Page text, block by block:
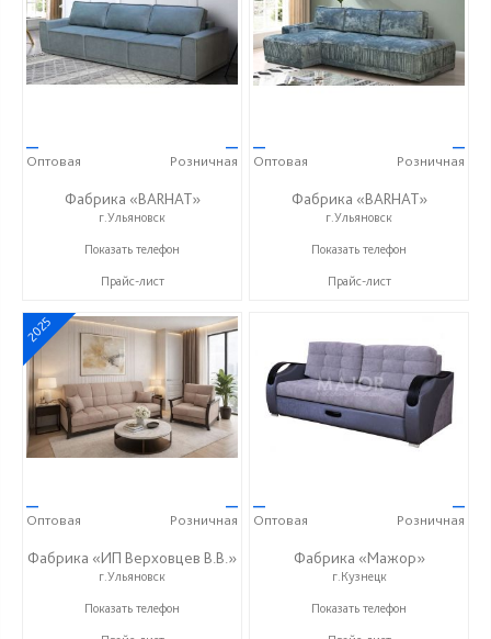
—
Оптовая
—
Розничная
Фабрика «BARHAT»
г.Ульяновск
+7 (996) 219-29-77
Показать телефон
Прайс-лист
—
Оптовая
—
Розничная
Фабрика «BARHAT»
г.Ульяновск
+7 (996) 219-29-77
Показать телефон
Прайс-лист
2025
—
Оптовая
—
Розничная
Фабрика «ИП Верховцев В.В.»
г.Ульяновск
8-987-637-27-82
Показать телефон
—
Оптовая
—
Розничная
Фабрика «Мажор»
г.Кузнецк
+7 (999) 611-98-99
Показать телефон